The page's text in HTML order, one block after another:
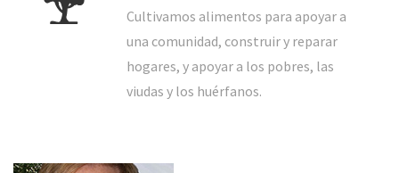
Cultivamos alimentos para apoyar a
una comunidad, construir y reparar
hogares, y apoyar a los pobres, las
viudas y los huérfanos.